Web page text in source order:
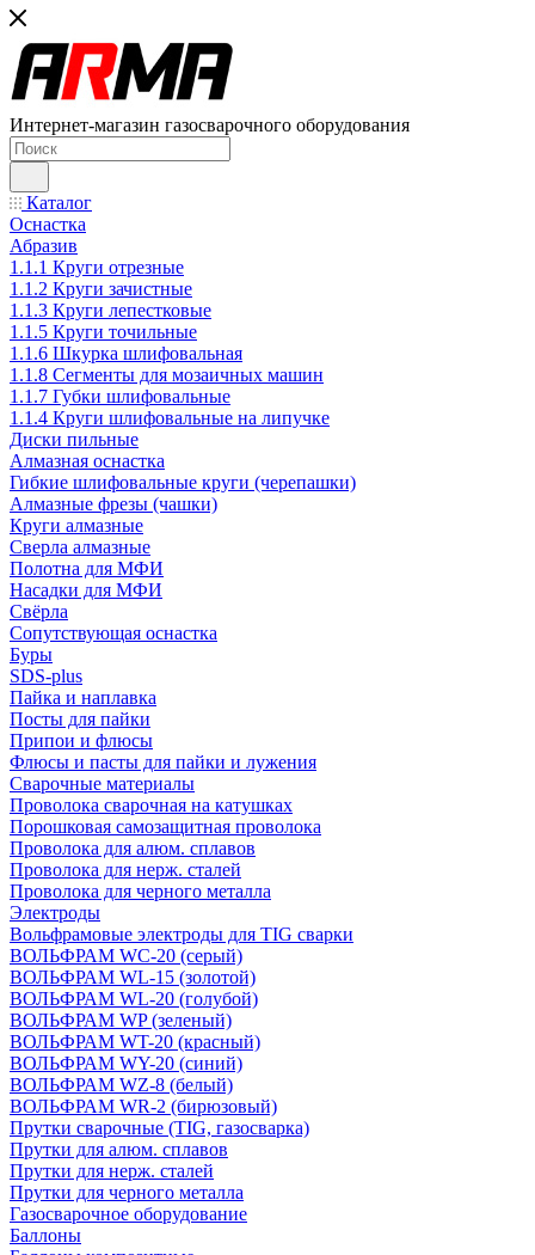
Интернет-магазин газосварочного оборудования
Каталог
Оснастка
Абразив
1.1.1 Круги отрезные
1.1.2 Круги зачистные
1.1.3 Круги лепестковые
1.1.5 Круги точильные
1.1.6 Шкурка шлифовальная
1.1.8 Сегменты для мозаичных машин
1.1.7 Губки шлифовальные
1.1.4 Круги шлифовальные на липучке
Диски пильные
Алмазная оснастка
Гибкие шлифовальные круги (черепашки)
Алмазные фрезы (чашки)
Круги алмазные
Сверла алмазные
Полотна для МФИ
Насадки для МФИ
Свёрла
Сопутствующая оснастка
Буры
SDS-plus
Пайка и наплавка
Посты для пайки
Припои и флюсы
Флюсы и пасты для пайки и лужения
Сварочные материалы
Проволока сварочная на катушках
Порошковая самозащитная проволока
Проволока для алюм. сплавов
Проволока для нерж. сталей
Проволока для черного металла
Электроды
Вольфрамовые электроды для TIG сварки
ВОЛЬФРАМ WC-20 (серый)
ВОЛЬФРАМ WL-15 (золотой)
ВОЛЬФРАМ WL-20 (голубой)
ВОЛЬФРАМ WP (зеленый)
ВОЛЬФРАМ WT-20 (красный)
ВОЛЬФРАМ WY-20 (синий)
ВОЛЬФРАМ WZ-8 (белый)
ВОЛЬФРАМ WR-2 (бирюзовый)
Прутки сварочные (TIG, газосварка)
Прутки для алюм. сплавов
Прутки для нерж. сталей
Прутки для черного металла
Газосварочное оборудование
Баллоны